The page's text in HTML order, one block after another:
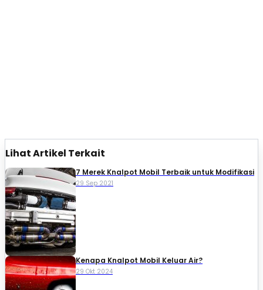
Lihat Artikel Terkait
7 Merek Knalpot Mobil Terbaik untuk Modifikasi
29 Sep 2021
Kenapa Knalpot Mobil Keluar Air?
29 Okt 2024